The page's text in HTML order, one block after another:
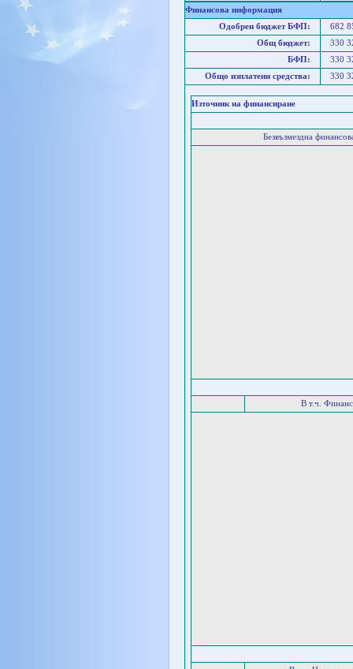
Финансова информация
Одобрен бюджет БФП:
682
Общ бюджет:
330
БФП:
330
Общо изплатени средства:
330
Източник на финансиране
Безвъзмездна
В т.ч.